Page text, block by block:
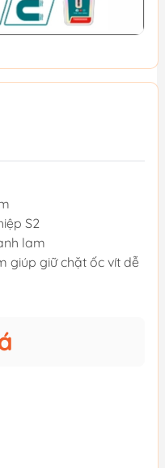
S2
lam
giúp giữ chặt ốc vít dễ